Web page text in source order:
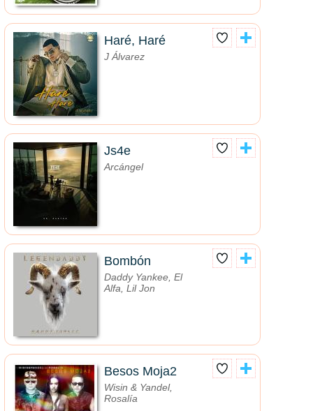
Haré, Haré
J Álvarez
Js4e
Arcángel
Bombón
Daddy Yankee, El
Alfa, Lil Jon
Besos Moja2
Wisin & Yandel,
Rosalía